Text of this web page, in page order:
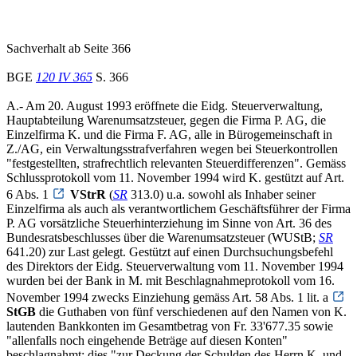
Sachverhalt ab Seite 366
BGE 120 IV 365 S. 366
A.- Am 20. August 1993 eröffnete die Eidg. Steuerverwaltung,
Hauptabteilung Warenumsatzsteuer, gegen die Firma P. AG, die
Einzelfirma K. und die Firma F. AG, alle in Bürogemeinschaft in
Z./AG, ein Verwaltungsstrafverfahren wegen bei Steuerkontrollen
"festgestellten, strafrechtlich relevanten Steuerdifferenzen". Gemäss
Schlussprotokoll vom 11. November 1994 wird K. gestützt auf Art.
6 Abs. 1
VStrR (SR 313.0) u.a. sowohl als Inhaber seiner
Einzelfirma als auch als verantwortlichem Geschäftsführer der Firma
P. AG vorsätzliche Steuerhinterziehung im Sinne von Art. 36 des
Bundesratsbeschlusses über die Warenumsatzsteuer (WUStB; SR
641.20) zur Last gelegt. Gestützt auf einen Durchsuchungsbefehl
des Direktors der Eidg. Steuerverwaltung vom 11. November 1994
wurden bei der Bank in M. mit Beschlagnahmeprotokoll vom 16.
November 1994 zwecks Einziehung gemäss Art. 58 Abs. 1 lit. a
StGB die Guthaben von fünf verschiedenen auf den Namen von K.
lautenden Bankkonten im Gesamtbetrag von Fr. 33'677.35 sowie
"allenfalls noch eingehende Beträge auf diesen Konten"